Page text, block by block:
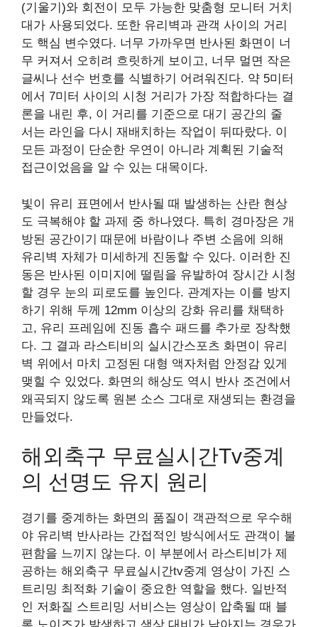
(기울기)와 회전이 모두 가능한 맞춤형 모니터 거치
대가 사용되었다. 또한 유리벽과 관객 사이의 거리
도 핵심 변수였다. 너무 가까우면 반사된 화면이 너
무 커져서 오히려 흐릿하게 보이고, 너무 멀면 작은
글씨나 선수 번호를 식별하기 어려워진다. 약 5미터
에서 7미터 사이의 시청 거리가 가장 적합하다는 결
론을 내린 후, 이 거리를 기준으로 대기 공간의 줄
서는 라인을 다시 재배치하는 작업이 뒤따랐다. 이
모든 과정이 단순한 우연이 아니라 계획된 기술적
접근이었음을 알 수 있는 대목이다.
빛이 유리 표면에서 반사될 때 발생하는 산란 현상
도 극복해야 할 과제 중 하나였다. 특히 경마장은 개
방된 공간이기 때문에 바람이나 주변 소음에 의해
유리벽 자체가 미세하게 진동할 수 있다. 이러한 진
동은 반사된 이미지에 떨림을 유발하여 장시간 시청
할 경우 눈의 피로도를 높인다. 관계자는 이를 방지
하기 위해 두께 12mm 이상의 강화 유리를 채택하
고, 유리 프레임에 진동 흡수 패드를 추가로 장착했
다. 그 결과 라스티비의 실시간스포츠 화면이 유리
벽 위에서 마치 고정된 대형 액자처럼 안정감 있게
맺힐 수 있었다. 화면의 해상도 역시 반사 조건에서
왜곡되지 않도록 원본 소스 그대로 재생되는 환경을
만들었다.
해외축구 무료실시간tv중계
의 선명도 유지 원리
경기를 중계하는 화면의 품질이 객관적으로 우수해
야 유리벽 반사라는 간접적인 방식에서도 관객이 불
편함을 느끼지 않는다. 이 부분에서 라스티비가 제
공하는 해외축구 무료실시간tv중계 영상이 가진 스
트리밍 최적화 기술이 중요한 역할을 했다. 일반적
인 저화질 스트리밍 서비스는 영상이 압축될 때 블